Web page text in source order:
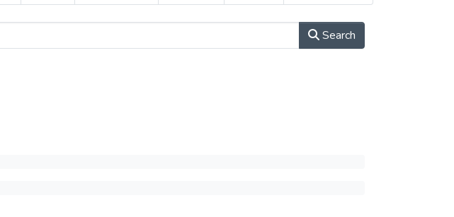
Search